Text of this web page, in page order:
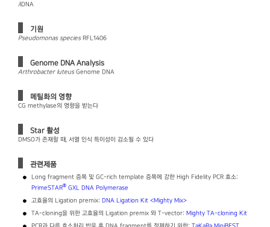
λDNA
기원
Pseudomonas species RFL1406
Genome DNA Analysis
Arthrobacter luteusGenome DNA
메틸화의 영향
CG methylase의 영향을 받는다
Star 활성
DMSO가 존재할 때, 서열 인식 특이성이 감소될 수 있다
관련제품
Long fragment 증폭 및 GC-rich template 증폭에 강한 High Fidelity PCR 효소:
PrimeSTAR® GXL DNA Polymerase
고효율의 Ligation premix: DNA Ligation Kit ＜Mighty Mix＞
TA-cloning을 위한 고효율의 Ligation premix 와 T-vector: Mighty TA-cloning Kit